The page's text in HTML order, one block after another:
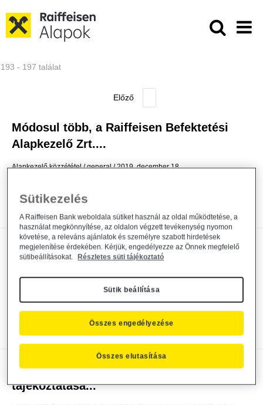
Közzétételek - Raiffeisen
193 - 197 találat
Módosul több, a Raiffeisen Befektetési
Alapkezelő Zrt....
Alapkezelő közzététel general 2019. december 18.
Bővebben
Módosul egy, a Raiffeisen Befektetési
Alapkezelő Zrt....
general 2019. december 14.
A Raiffeisen Befektetési Alapkezelő Zrt.
tájékoztatása...
Sütikezelés
A Raiffeisen Bank weboldala sütiket használ az oldal működtetése, a
használat megkönnyítése, az oldalon végzett tevékenység nyomon
követése, a releváns ajánlatok és személyre szabott hirdetések
megjelenítése érdekében. Kérjük, engedélyezze az Önnek megfelelő
sütibeállításokat.
Részletes süti tájékoztató
Sütik beállítása
Összes elutasítása
Összes engedélyezése